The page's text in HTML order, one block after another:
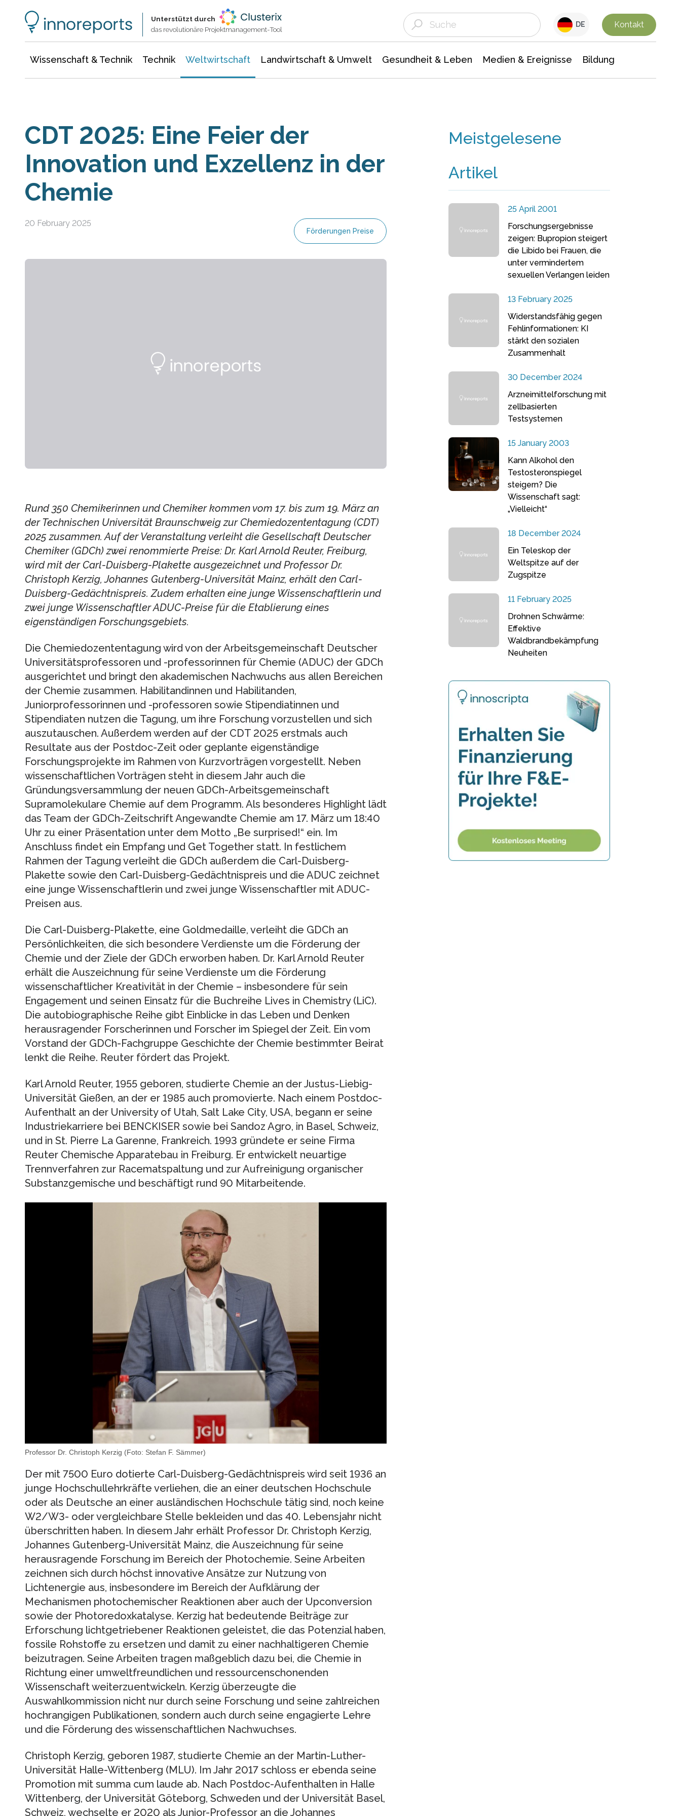
Unterstützt durch
das revolutionäre Projektmanagement-Tool
DE Kontakt
Wissenschaft & Technik Technik Weltwirtschaft Landwirtschaft & Umwelt Gesundheit & Leben Medien & Ereignisse Bildung
CDT 2025: Eine Feier der
Innovation und Exzellenz in der
Chemie
20 February 2025
Förderungen Preise
Rund 350 Chemikerinnen und Chemiker kommen vom 17. bis zum 19. März an
der Technischen Universität Braunschweig zur Chemiedozententagung (CDT)
2025 zusammen. Auf der Veranstaltung verleiht die Gesellschaft Deutscher
Chemiker (GDCh) zwei renommierte Preise: Dr. Karl Arnold Reuter, Freiburg,
wird mit der Carl-Duisberg-Plakette ausgezeichnet und Professor Dr.
Christoph Kerzig, Johannes Gutenberg-Universität Mainz, erhält den Carl-
Duisberg-Gedächtnispreis. Zudem erhalten eine junge Wissenschaftlerin und
zwei junge Wissenschaftler ADUC-Preise für die Etablierung eines
eigenständigen Forschungsgebiets.
Die Chemiedozententagung wird von der Arbeitsgemeinschaft Deutscher
Universitätsprofessoren und -professorinnen für Chemie (ADUC) der GDCh
ausgerichtet und bringt den akademischen Nachwuchs aus allen Bereichen
der Chemie zusammen. Habilitandinnen und Habilitanden,
Juniorprofessorinnen und -professoren sowie Stipendiatinnen und
Stipendiaten nutzen die Tagung, um ihre Forschung vorzustellen und sich
auszutauschen. Außerdem werden auf der CDT 2025 erstmals auch
Resultate aus der Postdoc-Zeit oder geplante eigenständige
Forschungsprojekte im Rahmen von Kurzvorträgen vorgestellt. Neben
wissenschaftlichen Vorträgen steht in diesem Jahr auch die
Gründungsversammlung der neuen GDCh-Arbeitsgemeinschaft
Supramolekulare Chemie auf dem Programm. Als besonderes Highlight lädt
das Team der GDCh-Zeitschrift Angewandte Chemie am 17. März um 18:40
Uhr zu einer Präsentation unter dem Motto „Be surprised!“ ein. Im
Anschluss findet ein Empfang und Get Together statt. In festlichem
Rahmen der Tagung verleiht die GDCh außerdem die Carl-Duisberg-
Plakette sowie den Carl-Duisberg-Gedächtnispreis und die ADUC zeichnet
eine junge Wissenschaftlerin und zwei junge Wissenschaftler mit ADUC-
Preisen aus.
Die Carl-Duisberg-Plakette, eine Goldmedaille, verleiht die GDCh an
Persönlichkeiten, die sich besondere Verdienste um die Förderung der
Chemie und der Ziele der GDCh erworben haben. Dr. Karl Arnold Reuter
erhält die Auszeichnung für seine Verdienste um die Förderung
wissenschaftlicher Kreativität in der Chemie – insbesondere für sein
Engagement und seinen Einsatz für die Buchreihe Lives in Chemistry (LiC).
Die autobiographische Reihe gibt Einblicke in das Leben und Denken
herausragender Forscherinnen und Forscher im Spiegel der Zeit. Ein vom
Vorstand der GDCh-Fachgruppe Geschichte der Chemie bestimmter Beirat
lenkt die Reihe. Reuter fördert das Projekt.
Karl Arnold Reuter, 1955 geboren, studierte Chemie an der Justus-Liebig-
Universität Gießen, an der er 1985 auch promovierte. Nach einem Postdoc-
Aufenthalt an der University of Utah, Salt Lake City, USA, begann er seine
Industriekarriere bei BENCKISER sowie bei Sandoz Agro, in Basel, Schweiz,
und in St. Pierre La Garenne, Frankreich. 1993 gründete er seine Firma
Reuter Chemische Apparatebau in Freiburg. Er entwickelt neuartige
Trennverfahren zur Racematspaltung und zur Aufreinigung organischer
Substanzgemische und beschäftigt rund 90 Mitarbeitende.
Professor Dr. Christoph Kerzig (Foto: Stefan F. Sämmer)
Der mit 7500 Euro dotierte Carl-Duisberg-Gedächtnispreis wird seit 1936 an
junge Hochschullehrkräfte verliehen, die an einer deutschen Hochschule
oder als Deutsche an einer ausländischen Hochschule tätig sind, noch keine
W2/W3- oder vergleichbare Stelle bekleiden und das 40. Lebensjahr nicht
überschritten haben. In diesem Jahr erhält Professor Dr. Christoph Kerzig,
Johannes Gutenberg-Universität Mainz, die Auszeichnung für seine
herausragende Forschung im Bereich der Photochemie. Seine Arbeiten
zeichnen sich durch höchst innovative Ansätze zur Nutzung von
Lichtenergie aus, insbesondere im Bereich der Aufklärung der
Mechanismen photochemischer Reaktionen aber auch der Upconversion
sowie der Photoredoxkatalyse. Kerzig hat bedeutende Beiträge zur
Erforschung lichtgetriebener Reaktionen geleistet, die das Potenzial haben,
fossile Rohstoffe zu ersetzen und damit zu einer nachhaltigeren Chemie
beizutragen. Seine Arbeiten tragen maßgeblich dazu bei, die Chemie in
Richtung einer umweltfreundlichen und ressourcenschonenden
Wissenschaft weiterzuentwickeln. Kerzig überzeugte die
Auswahlkommission nicht nur durch seine Forschung und seine zahlreichen
hochrangigen Publikationen, sondern auch durch seine engagierte Lehre
und die Förderung des wissenschaftlichen Nachwuchses.
Christoph Kerzig, geboren 1987, studierte Chemie an der Martin-Luther-
Universität Halle-Wittenberg (MLU). Im Jahr 2017 schloss er ebenda seine
Promotion mit summa cum laude ab. Nach Postdoc-Aufenthalten in Halle
Wittenberg, der Universität Göteborg, Schweden und der Universität Basel,
Schweiz, wechselte er 2020 als Junior-Professor an die Johannes
Meistgelesene
Artikel
25 April 2001
Forschungsergebnisse
zeigen: Bupropion steigert
die Libido bei Frauen, die
unter vermindertem
sexuellen Verlangen leiden
13 February 2025
Widerstandsfähig gegen
Fehlinformationen: KI
stärkt den sozialen
Zusammenhalt
30 December 2024
Arzneimittelforschung mit
zellbasierten
Testsystemen
15 January 2003
Kann Alkohol den
Testosteronspiegel
steigern? Die
Wissenschaft sagt:
„Vielleicht“
18 December 2024
Ein Teleskop der
Weltspitze auf der
Zugspitze
11 February 2025
Drohnen Schwärme:
Effektive
Waldbrandbekämpfung
Neuheiten